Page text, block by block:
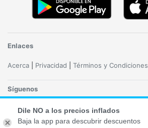
Enlaces
Acerca Privacidad Términos y Condiciones
Síguenos
Dile NO a los precios inflados
Baja la app para descubrir descuentos